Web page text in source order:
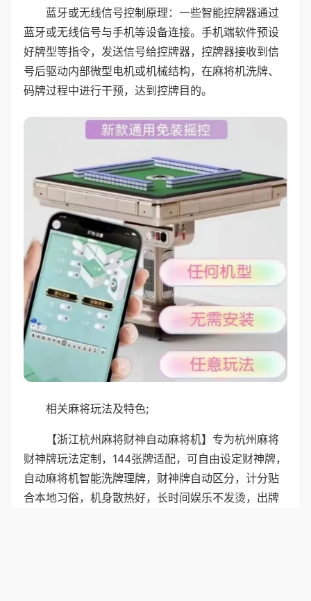
蓝牙或无线信号控制原理：一些智能控牌器通过
蓝牙或无线信号与手机等设备连接。手机端软件预设
好牌型等指令，发送信号给控牌器，控牌器接收到信
号后驱动内部微型电机或机械结构，在麻将机洗牌、
码牌过程中进行干预，达到控牌目的。
相关麻将玩法及特色;
【浙江杭州麻将财神自动麻将机】专为杭州麻将
财神牌玩法定制，144张牌适配，可自由设定财神牌，
自动麻将机智能洗牌理牌，财神牌自动区分，计分贴
合本地习俗，机身散热好，长时间娱乐不发烫，出牌